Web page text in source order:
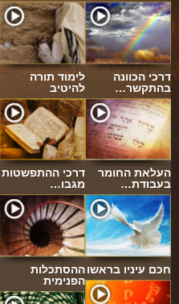
לימוד תורה
להיטיב
דרכי הכוונה
בהתקשר…
דרכי ההתפשטות
מגבו…
העלאת החומר
בעבודת…
ההסתכלות
הפנימית
חכם עיניו בראשו